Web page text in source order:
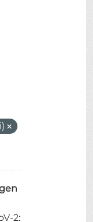
2: